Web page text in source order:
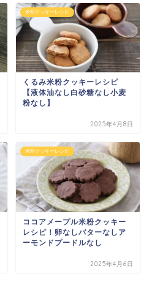
米粉クッキーレシピ
くるみ米粉クッキーレシピ
【液体油なし白砂糖なし小麦
粉なし】
2025年4月8日
米粉クッキーレシピ
ココアメープル米粉クッキー
レシピ！卵なしバターなしア
ーモンドプードルなし
2025年4月6日